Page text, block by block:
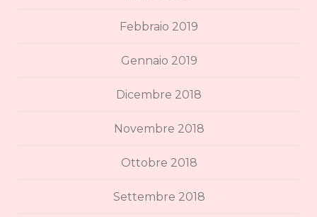
Febbraio 2019
Gennaio 2019
Dicembre 2018
Novembre 2018
Ottobre 2018
Settembre 2018